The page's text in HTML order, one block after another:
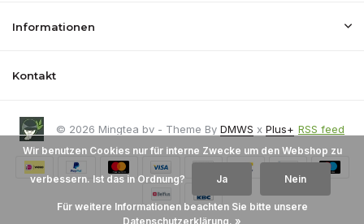
Informationen
Kontakt
© 2026 Mingtea bv - Theme By DMWS x Plus+ RSS feed
Wir benutzen Cookies nur für interne Zwecke um den Webshop zu
verbessern. Ist das in Ordnung? Ja Nein
Für weitere Informationen beachten Sie bitte unsere
Datenschutzerklärung. »